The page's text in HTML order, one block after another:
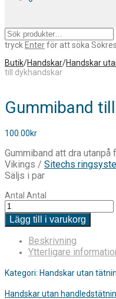
tryck Enterför att söka
Butik/Handskar/Handskar
till dykhandskar
Gummiband
100.00kr
Gummiband att dra
Vikings / Sitechs
Säljs i par
Antal Antal
Lägg till i varukorg
Beskrivning
Ytterligare
Kategori: Handskar utan
Handskar utan